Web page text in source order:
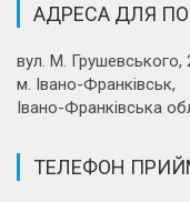
АДРЕСА ДЛЯ
вул. М. Грушевського,
м. Івано-Франківськ,
Івано-Франківська
ТЕЛЕФОН